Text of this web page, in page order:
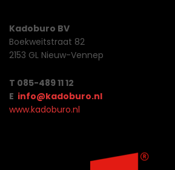
Kadoburo BV
Boekweitstraat 82
2153 GL Nieuw-Vennep
T 085-489 11 12
E info@kadoburo.nl
www.kadoburo.nl